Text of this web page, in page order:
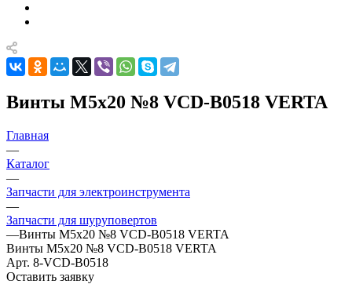
Винты M5х20 №8 VCD-B0518 VERTA
Главная
—
Каталог
—
Запчасти для электроинструмента
—
Запчасти для шуруповертов
—Винты M5х20 №8 VCD-B0518 VERTA
Винты M5х20 №8 VCD-B0518 VERTA
Арт. 8-VCD-B0518
Оставить заявку